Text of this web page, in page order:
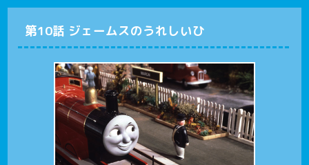
第10話 ジェームスのうれしいひ